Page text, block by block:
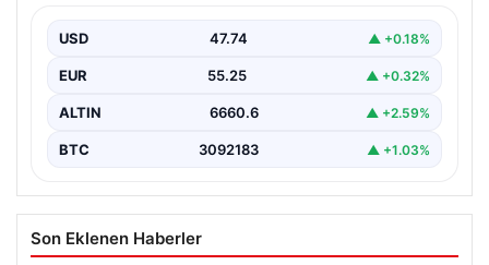
Avrupa futbol arenasında büyük yankı uyandıran
kariyerinde yeni bir…
USD 47.74 ▲ +0.18%
EUR 55.25 ▲ +0.32%
ALTIN 6660.6 ▲ +2.59%
BTC 3092183 ▲ +1.03%
Son Eklenen Haberler